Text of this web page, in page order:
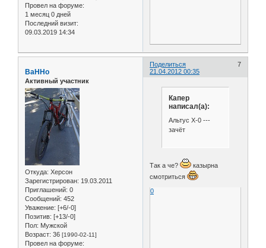
Провел на форуме:
1 месяц 0 дней
Последний визит:
09.03.2019 14:34
Поделиться
7
21.04.2012 00:35
BaHHo
Активный участник
Откуда: Херсон
Зарегистрирован: 19.03.2011
Приглашений: 0
Сообщений: 452
Уважение: [+6/-0]
Позитив: [+13/-0]
Пол: Мужской
Возраст: 36 [1990-02-11]
Провел на форуме:
Капер
написал(а):
Альтус Х-0 ---
зачёт
Так а че?
казырна
смотриться
0